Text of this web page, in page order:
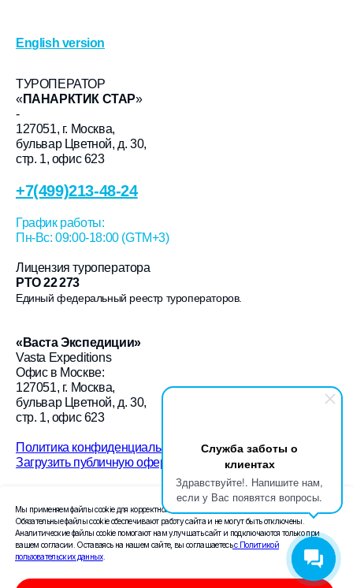
Служба заботы о
клиентах
Здравствуйте!. Напишите нам,
если у Вас появятся вопросы.
English version
ТУРОПЕРАТОР
«ПАНАРКТИК СТАР»
-
127051, г. Москва,
бульвар Цветной, д. 30,
стр. 1, офис 623
+7(499)213-48-24
График работы:
Пн-Вс: 09:00-18:00 (GTM+3)
Лицензия туроператора
РТО 22 273
Единый федеральный реестр туроператоров.
« Васта Экспедиции»
Vasta Expeditions
Офис в Москве:
127051, г. Москва,
бульвар Цветной, д. 30,
стр. 1, офис 623
Политика конфиденциальности
Загрузить публичную оферту
Создание сайта Leto.Website
Поисковое продвижение сайта —
Мы применяем файлы cookie для корректной работы сайта и анализа посещаемости.
Обязательные файлы cookie обеспечивают работу сайта и не могут быть отключены.
Аналитические файлы cookie помогают нам улучшать сайт и подключаются только при
вашем согласии. Оставаясь на нашем сайте, вы соглашаетесьс Политикой
пользовательских данных.